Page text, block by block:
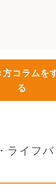
コラムを
る
ライフ